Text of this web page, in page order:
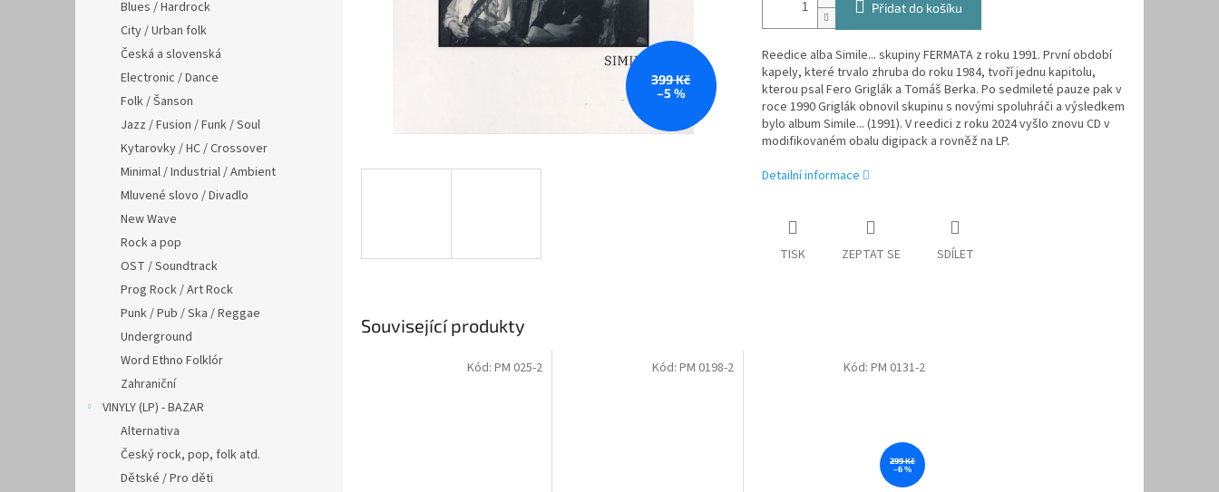
Blues / Hardrock
City / Urban folk
Česká a slovenská
Electronic / Dance
Folk / Šanson
Jazz / Fusion / Funk / Soul
Kytarovky / HC / Crossover
Minimal / Industrial / Ambient
Mluvené slovo / Divadlo
New Wave
Rock a pop
OST / Soundtrack
Prog Rock / Art Rock
Punk / Pub / Ska / Reggae
Underground
Word Ethno Folklór
Zahraniční
VINYLY (LP) - BAZAR
Alternativa
Český rock, pop, folk atd.
Dětské / Pro děti
399 Kč
–5 %
Přidat do košíku
Reedice alba Simile... skupiny FERMATA z roku 1991. První období
kapely, které trvalo zhruba do roku 1984, tvoří jednu kapitolu,
kterou psal Fero Griglák a Tomáš Berka. Po sedmileté pauze pak v
roce 1990 Griglák obnovil skupinu s novými spoluhráči a výsledkem
bylo album Simile... (1991). V reedici z roku 2024 vyšlo znovu CD v
modifikovaném obalu digipack a rovněž na LP.
Detailní informace
TISK ZEPTAT SE SDÍLET
Související produkty
Kód: PM 025-2 Kód: PM 0198-2
299 Kč
–6 %
Kód:PM 0131-2